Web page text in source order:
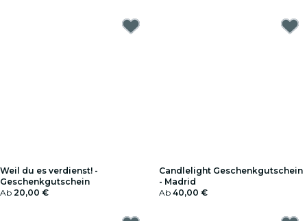
Weil du es verdienst! -
Geschenkgutschein
Ab 20,00 €
Candlelight Geschenkgutschein
- Madrid
Ab 40,00 €